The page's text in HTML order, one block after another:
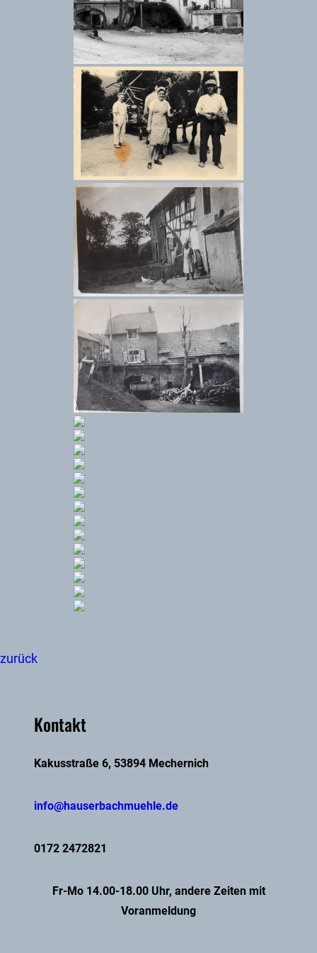
zurück
Kontakt
Kakusstraße 6, 53894 Mechernich
info@hauserbachmuehle.de
0172 2472821
Fr-Mo 14.00-18.00 Uhr, andere Zeiten mit
Voranmeldung